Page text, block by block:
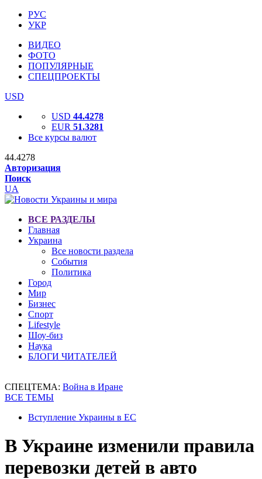
РУС
УКР
ВИДЕО
ФОТО
ПОПУЛЯРНЫЕ
СПЕЦПРОЕКТЫ
USD
USD 44.4278
EUR 51.3281
Все курсы валют
44.4278
Авторизация
Поиск
UA
ВСЕ РАЗДЕЛЫ
Главная
Украина
Все новости раздела
События
Политика
Город
Мир
Бизнес
Спорт
Lifestyle
Шоу-биз
Наука
БЛОГИ ЧИТАТЕЛЕЙ
СПЕЦТЕМА: Война в Иране
ВСЕ ТЕМЫ
Вступление Украины в ЕС
В Украине изменили правила
перевозки детей в авто